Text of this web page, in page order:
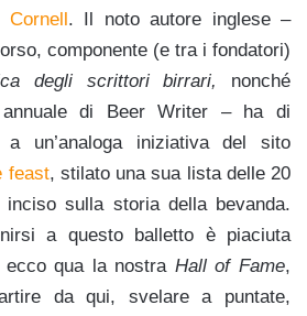
Cornell. Il noto autore inglese –
componente (e tra i fondatori)
degli scrittori birrari, nonché
di Beer Writer – ha di
a un’analoga iniziativa del sito
feast, stilato una sua lista delle 20
sulla storia della bevanda.
a questo balletto è piaciuta
qua la nostra Hall of Fame,
da qui, svelare a puntate,